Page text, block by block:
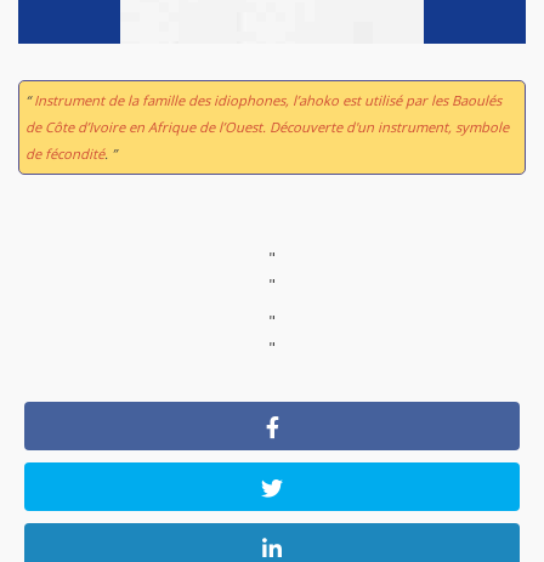
“Instrument de la famille des idiophones, l’ahoko est utilisé par les Baoulés
de Côte d’Ivoire en Afrique de l’Ouest. Découverte d'un instrument, symbole
de fécondité. ”
"
"
"
"